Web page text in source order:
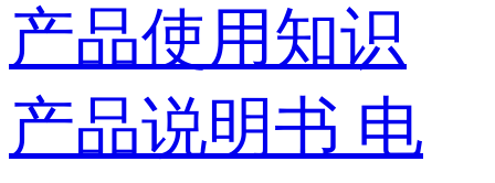
产品使用知识
产品说明书 电